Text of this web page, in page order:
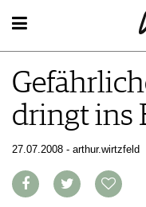
WEIN
WEINSUCHE
GUIDE WEINGÜTER
WINETRADECLUB
WEINE DES MONATS
TRINKREIFETABELLE
UNIQUE WINERIES
WEINWISSEN
WEINREGIONEN
WEINLEXIKON
WEINGESCHICHTE
WEINLAGERUNG
INFOGRAFIKEN
EVENTS
EVENTKALENDER
EVENT-BILDER
FOOD PAIRING TIPPS
FOOD PAIRING
MAGAZIN
dringt ins
27.07.2008 - arthur.wirtzfeld